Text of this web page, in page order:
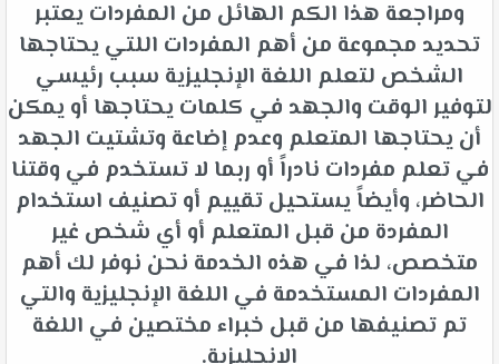
ومراجعة هذا الكم الهائل من المفردات يعتبر
تحديد مجموعة من أهم المفردات اللتي يحتاجها
الشخص لتعلم اللغة الإنجليزية سبب رئيسي
لتوفير الوقت والجهد في كلمات يحتاجها أو يمكن
أن يحتاجها المتعلم وعدم إضاعة وتشتيت الجهد
في تعلم مفردات نادراً أو ربما لا تستخدم في وقتنا
الحاضر، وأيضاً يستحيل تقييم أو تصنيف استخدام
المفردة من قبل المتعلم أو أي شخص غير
متخصص، لذا في هذه الخدمة نحن نوفر لك أهم
المفردات المستخدمة في اللغة الإنجليزية والتي
تم تصنيفها من قبل خبراء مختصين في اللغة